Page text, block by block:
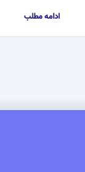
ادامه مطلب